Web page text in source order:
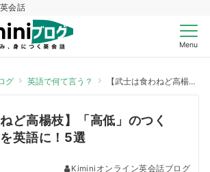
会話
Menu
グ 英語で何て言う？ 【武士は食わねど高楊枝】「高低」のつく「ことわざ」を英語に！5選
ど高楊枝】「高低」のつく
英語に！5選
Kiminiオンライン英会話ブログ